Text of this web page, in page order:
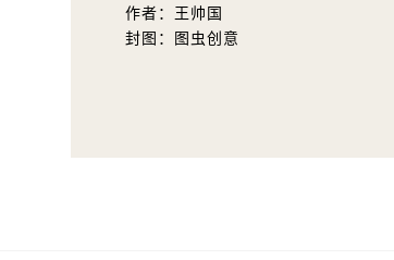
作者：王帅国
封图：图虫创意